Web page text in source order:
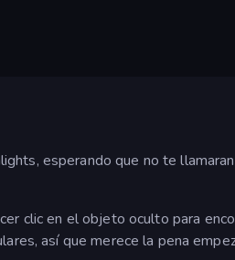
esperando que no te
clic en el objeto oculto para
así que merece la pena